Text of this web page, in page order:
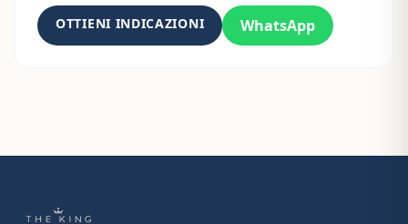
OTTIENI INDICAZIONI WhatsApp